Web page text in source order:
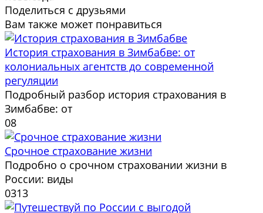
Поделиться с друзьями
Вам также может понравиться
История страхования в Зимбабве: от
колониальных агентств до современной
регуляции
Подробный разбор история страхования в
Зимбабве: от
08
Срочное страхование жизни
Подробно о срочном страховании жизни в
России: виды
0313